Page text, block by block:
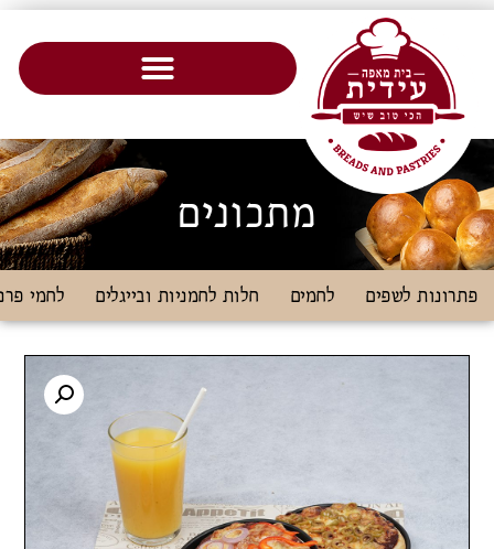
מתכונים
פתרונות לשפים לחמים חלות לחמניות ובייגלים לחמי